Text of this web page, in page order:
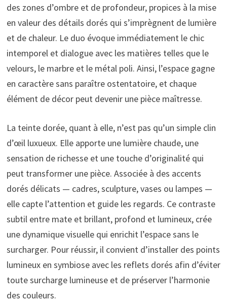
des zones d’ombre et de profondeur, propices à la mise
en valeur des détails dorés qui s’imprègnent de lumière
et de chaleur. Le duo évoque immédiatement le chic
intemporel et dialogue avec les matières telles que le
velours, le marbre et le métal poli. Ainsi, l’espace gagne
en caractère sans paraître ostentatoire, et chaque
élément de décor peut devenir une pièce maîtresse.
La teinte dorée, quant à elle, n’est pas qu’un simple clin
d’œil luxueux. Elle apporte une lumière chaude, une
sensation de richesse et une touche d’originalité qui
peut transformer une pièce. Associée à des accents
dorés délicats — cadres, sculpture, vases ou lampes —
elle capte l’attention et guide les regards. Ce contraste
subtil entre mate et brillant, profond et lumineux, crée
une dynamique visuelle qui enrichit l’espace sans le
surcharger. Pour réussir, il convient d’installer des points
lumineux en symbiose avec les reflets dorés afin d’éviter
toute surcharge lumineuse et de préserver l’harmonie
des couleurs.